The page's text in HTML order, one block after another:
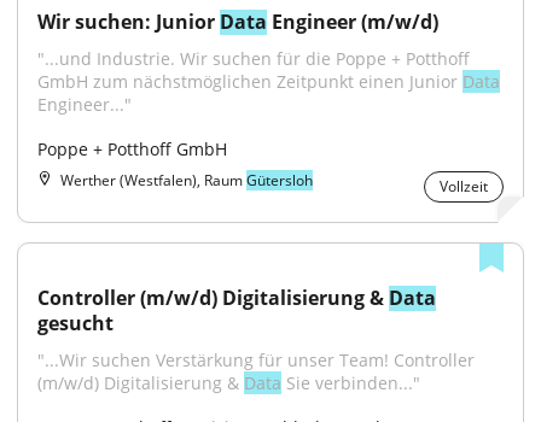
Wir suchen: Junior Data Engineer (m/w/d)
"...und Industrie. Wir suchen für die Poppe + Potthoff
GmbH zum nächstmöglichen Zeitpunkt einen Junior Data
Engineer..."
Poppe + Potthoff GmbH
Werther (Westfalen), RaumGütersloh Vollzeit
Controller (m/w/d) Digitalisierung & Data
gesucht
"...Wir suchen Verstärkung für unser Team! Controller
(m/w/d) Digitalisierung & Data Sie verbinden..."